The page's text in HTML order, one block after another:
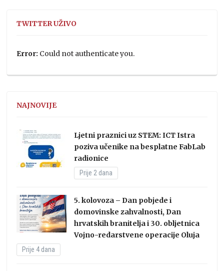
TWITTER UŽIVO
Error: Could not authenticate you.
NAJNOVIJE
Ljetni praznici uz STEM: ICT Istra
poziva učenike na besplatne FabLab
radionice
Prije 2 dana
5. kolovoza – Dan pobjede i
domovinske zahvalnosti, Dan
hrvatskih branitelja i 30. obljetnica
Vojno-redarstvene operacije Oluja
Prije 4 dana